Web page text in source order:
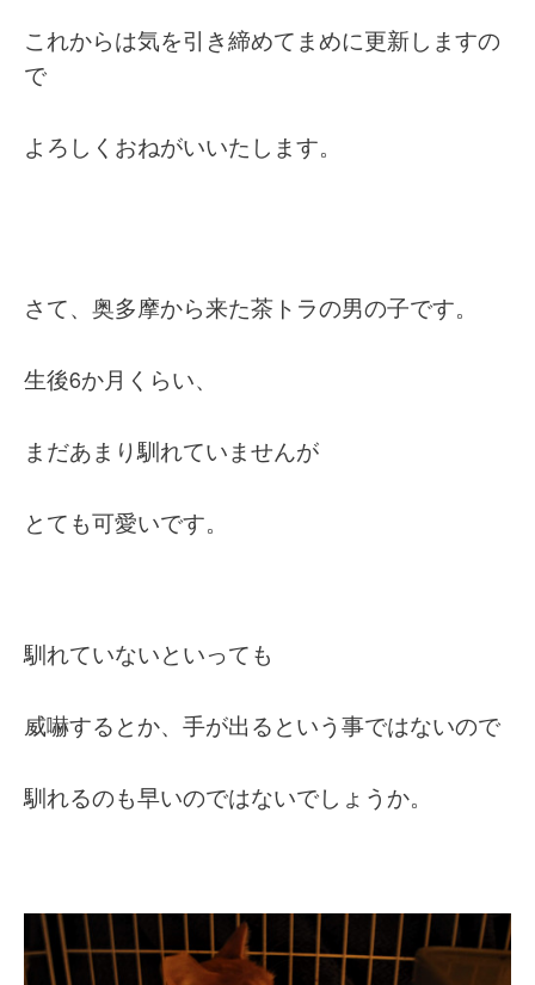
これからは気を引き締めてまめに更新しますの
で
よろしくおねがいいたします。
さて、奥多摩から来た茶トラの男の子です。
生後6か月くらい、
まだあまり馴れていませんが
とても可愛いです。
馴れていないといっても
威嚇するとか、手が出るという事ではないので
馴れるのも早いのではないでしょうか。